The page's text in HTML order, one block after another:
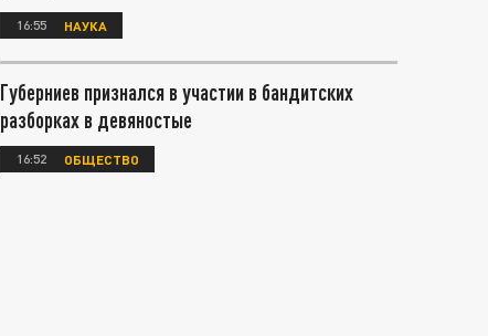
16:55 НАУКА
Губерниев признался в участии в бандитских
разборках в девяностые
16:52 ОБЩЕСТВО